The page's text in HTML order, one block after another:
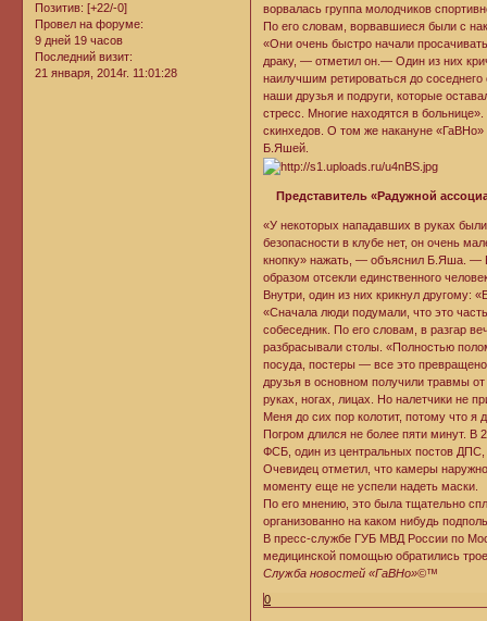
Позитив: [+22/-0]
Провел на форуме:
9 дней 19 часов
Последний визит:
21 января, 2014г. 11:01:28
ворвалась группа молодчиков
По его словам, ворвавшиеся были с
«Они очень быстро начали
драку, — отметил он.— Один из них
наилучшим ретироваться до
наши друзья и подруги, которые
стресс. Многие находятся в
скинхедов. О том же накануне «ГаВНо»
Б.Яшей.
Представитель «Радужной
«У некоторых нападавших в руках
безопасности в клубе нет, он очень
кнопку» нажать, — объяснил Б.Яша. —
образом отсекли единственного
Внутри, один из них крикнул другому:
«Сначала люди подумали, что это
собеседник. По его словам, в разгар
разбрасывали столы. «Полностью
посуда, постеры — все это
друзья в основном получили травмы
руках, ногах, лицах. Но налетчики не
Меня до сих пор колотит, потому что
Погром длился не более пяти минут. В
ФСБ, один из центральных постов
Очевидец отметил, что камеры
моменту еще не успели надеть маски.
По его мнению, это была тщательно
организованно на каком нибудь
В пресс-службе ГУБ МВД России по
медицинской помощью обратились
Служба новостей «ГаВНо»©™
0